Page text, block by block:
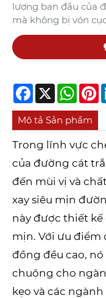
lượng ban đầu của
mà không bị vón
Facebook
X
Mô tả Sản phẩm
Trong lĩnh vực
của đường cát
đến mùi vị và
xay siêu mịn
này được thiết
mịn. Với ưu điểm
đồng đều cao,
chuộng cho
kẹo và các